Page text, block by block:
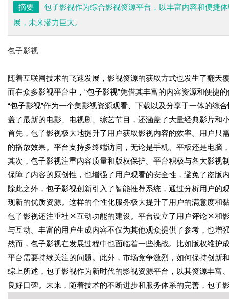
摘要
包子影视作为综合影视资源平台，以丰富内容和便捷
展，未来潜力巨大。
包子影视
随着互联网技术的飞速发展，影视资源的获取方式也发生了翻
而在众多影视平台中，“包子影视”凭借其丰富的内容资源和便捷
“包子影视”作为一个集影视资源观看、下载以及分享于一体的综
盖了最新的电影、电视剧、综艺节目，还涵盖了大量经典影片和
首先，包子影视极大地提升了用户获取影视内容的效率。用户只
的播放效果。平台支持多终端访问，无论是手机、平板还是电脑
其次，包子影视注重内容质量和版权保护。平台积极与各大影视
保障了内容的原创性，也增强了用户观看的安全性，避免了盗版
除此之外，包子影视创新引入了智能推荐系统，通过分析用户
现新的优质资源。这样的个性化服务极大提升了用户的满意度和
包子影视还注重社区互动功能的建设。平台设立了用户评论区和
与互动。丰富的用户生成内容不仅为其他观众提供了参考，也增
然而，包子影视在发展过程中也面临着一些挑战。比如版权维护
平台需要持续关注的问题。此外，市场竞争激烈，如何保持创新
综上所述，包子影视作为新时代的影视资源平台，以其资源丰富
良好口碑。未来，随着技术的不断进步和服务体系的完善，包子